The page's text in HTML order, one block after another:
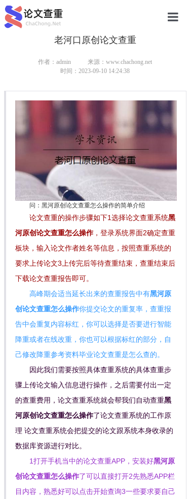
研究生论
老河口原创论文查重
作者：admin
来源：www.chachong.net
时间：2023-09-10 14:24:38
问：黑河原创论文查重怎么操作的简单介绍
论文查重的操作步骤如下1选择论文查重系统黑
河原创论文查重怎么操作，登录系统界面2确定查重
板块，输入论文作者姓名等信息，按照查重系统的
要求上传论文3上传完后等待查重结束，查重结束后
下载论文查重报告即可。
高峰期会适当延长出来的查重报告中有黑河原
创论文查重怎么操作你提交论文的重复率，查重报
告中会重复内容标红，你可以选择是否要进行智能
降重或者在线改重，你也可以根据标红的部分，自
己修改降重参考资料毕业论文查重是怎么查的。
因此我们需要按照具体查重系统的具体查重步
骤上传论文输入信息进行操作，之后需要付出一定
的查重费用，论文查重系统就会帮我们自动查重黑
河原创论文查重怎么操作了论文查重系统的工作原
理 论文查重系统会把提交的论文跟系统本身收录的
数据库资源进行对比。
1打开手机当中的论文查重APP，安装好黑河原
创论文查重怎么操作了可以直接打开2先熟悉APP栏
目内容，熟悉好可以点击开始查询3一些要求要自己